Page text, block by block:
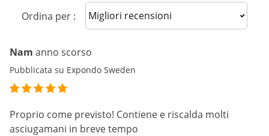
Ordina per : Sort reviews
Nam anno scorso
Pubblicata su Expondo Sweden
Proprio come previsto! Contiene e riscalda molti
asciugamani in breve tempo